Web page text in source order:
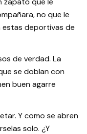
no que le
estas deportivas de
de verdad. La
se doblan con
buen agarre
Y como se abren
solo. ¿Y